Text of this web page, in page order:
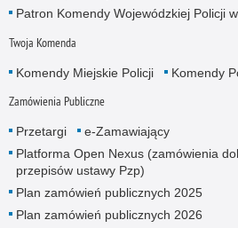
Patron Komendy Wojewódzkiej Policji
Twoja Komenda
Komendy Miejskie Policji Komendy
Zamówienia Publiczne
Przetargi
e-Zamawiający
Platforma Open Nexus (zamówienia
przepisów ustawy Pzp)
Plan zamówień publicznych 2025
Plan zamówień publicznych 2026